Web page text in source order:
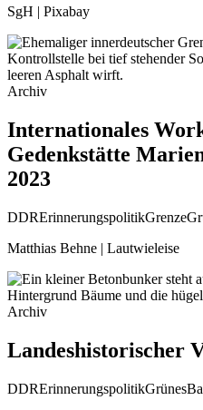
SgH | Pixabay
Archiv
Internationales
Gedenkstätte
2023
DDRErinnerungspolitikGrenze
Matthias Behne | Lautwieleise
Archiv
Landeshistorischer
DDRErinnerungspolitik